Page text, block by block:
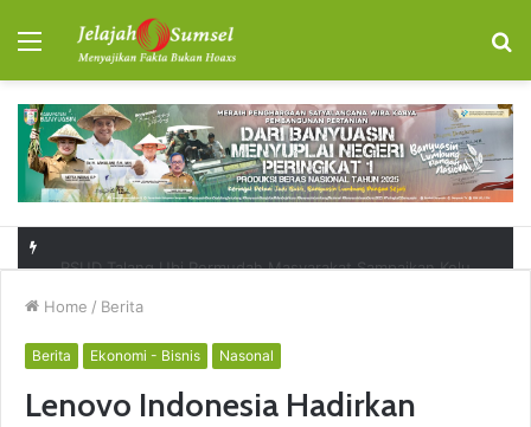
Menu
Home / Berita
Berita Ekonomi - Bisnis Nasonal
Lenovo Indonesia Hadirkan